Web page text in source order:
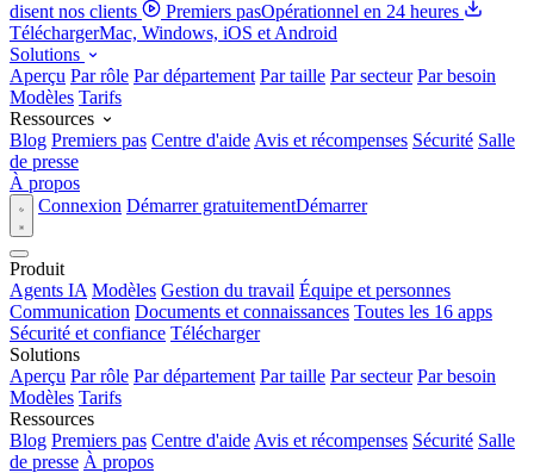
disent nos clients
Premiers pasOpérationnel en 24 heures
TéléchargerMac, Windows, iOS et Android
Solutions
Aperçu Par rôle Par département Par taille Par secteur Par besoin
Modèles Tarifs
Ressources
Blog Premiers pas Centre d'aide Avis et récompenses Sécurité Salle
de presse
À propos
Connexion Démarrer gratuitementDémarrer
Produit
Agents IA Modèles Gestion du travail Équipe et personnes
Communication Documents et connaissances Toutes les 16 apps
Sécurité et confiance Télécharger
Solutions
Aperçu Par rôle Par département Par taille Par secteur Par besoin
Modèles Tarifs
Ressources
Blog Premiers pas Centre d'aide Avis et récompenses Sécurité Salle
de presse À propos